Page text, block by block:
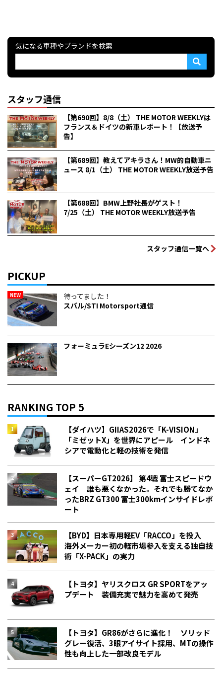
気になる車種やブランドを検索
スタッフ通信
【第690回】8/8（土） THE MOTOR WEEKLYは
フランス＆ドイツの新車レポート！【放送予
告】
【第689回】教えてアキラさん！MW的自動車ニ
ュース 8/1（土） THE MOTOR WEEKLY放送予告
【第688回】BMW上野社長がゲスト！
7/25（土） THE MOTOR WEEKLY放送予告
スタッフ通信一覧へ
PICKUP
NEW
待ってました！
スバル/STI Motorsport通信
フォーミュラEシーズン12 2026
RANKING TOP 5
【ダイハツ】GIIAS2026で「K-VISION」
「ミゼットX」を世界にアピール インドネ
シアで電動化と軽の技術を発信
【スーパーGT2026】 第4戦 富士スピードウ
ェイ 誰も悪くなかった。それでも勝てなか
った――BRZ GT300 富士300kmインサイドレポ
ート
【BYD】日本専用軽EV「RACCO」を投入
海外メーカー初の軽市場参入を支える独自技
術「X-PACK」の実力
【トヨタ】ヤリスクロス GR SPORTをアッ
プデート 装備充実で魅力を高めて発売
【トヨタ】GR86がさらに進化！ ソリッド
グレー復活、3眼アイサイト採用、MTの操作
性も向上した一部改良モデル